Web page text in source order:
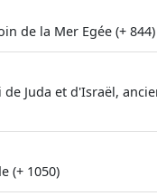
de la Mer Egée (+ 844)
de Juda et d'Israël,
(+ 1050)